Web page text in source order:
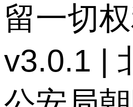
留一切权
v3.0.1 |